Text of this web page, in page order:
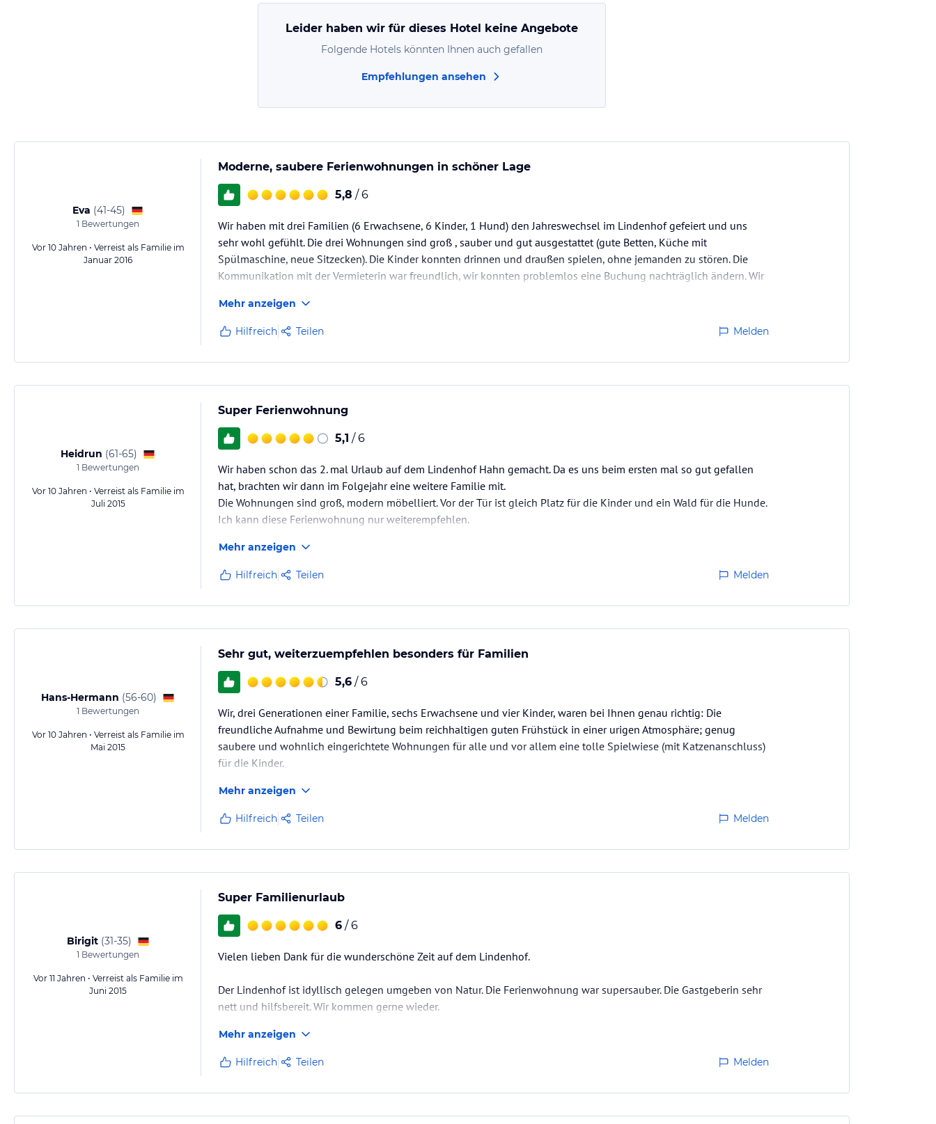
Leider haben wir für dieses Hotel keine Angebote
Folgende Hotels könnten Ihnen auch gefallen
Empfehlungen ansehen
Eva (41-45)
1 Bewertungen
Vor 10 Jahren • Verreist als Familie im
Januar 2016
Moderne, saubere Ferienwohnungen in schöner Lage
5,8 / 6
Wir haben mit drei Familien (6 Erwachsene, 6 Kinder, 1 Hund) den Jahreswechsel im Lindenhof gefeiert und uns
sehr wohl gefühlt. Die drei Wohnungen sind groß , sauber und gut ausgestattet (gute Betten, Küche mit
Spülmaschine, neue Sitzecken). Die Kinder konnten drinnen und draußen spielen, ohne jemanden zu stören. Die
Kommunikation mit der Vermieterin war freundlich, wir konnten problemlos eine Buchung nachträglich ändern. Wir
Mehr anzeigen
Hilfreich Teilen Melden
Heidrun (61-65)
1 Bewertungen
Vor 10 Jahren • Verreist als Familie im
Juli 2015
Super Ferienwohnung
5,1 / 6
Wir haben schon das 2. mal Urlaub auf dem Lindenhof Hahn gemacht. Da es uns beim ersten mal so gut gefallen
hat, brachten wir dann im Folgejahr eine weitere Familie mit.
Die Wohnungen sind groß, modern möbelliert. Vor der Tür ist gleich Platz für die Kinder und ein Wald für die Hunde.
Ich kann diese Ferienwohnung nur weiterempfehlen.
Mehr anzeigen
Hilfreich Teilen Melden
Hans-Hermann (56-60)
1 Bewertungen
Vor 10 Jahren • Verreist als Familie im
Mai 2015
Sehr gut, weiterzuempfehlen besonders für Familien
5,6 / 6
Wir, drei Generationen einer Familie, sechs Erwachsene und vier Kinder, waren bei Ihnen genau richtig: Die
freundliche Aufnahme und Bewirtung beim reichhaltigen guten Frühstück in einer urigen Atmosphäre; genug
saubere und wohnlich eingerichtete Wohnungen für alle und vor allem eine tolle Spielwiese (mit Katzenanschluss)
für die Kinder.
Mehr anzeigen
Hilfreich Teilen Melden
Birigit (31-35)
1 Bewertungen
Vor 11 Jahren • Verreist als Familie im
Juni 2015
Super Familienurlaub
6 / 6
Vielen lieben Dank für die wunderschöne Zeit auf dem Lindenhof.
Der Lindenhof ist idyllisch gelegen umgeben von Natur. Die Ferienwohnung war supersauber. Die Gastgeberin sehr
nett und hilfsbereit. Wir kommen gerne wieder.
Mehr anzeigen
Hilfreich Teilen Melden